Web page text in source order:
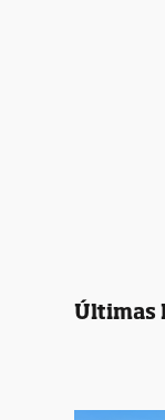
Últimas